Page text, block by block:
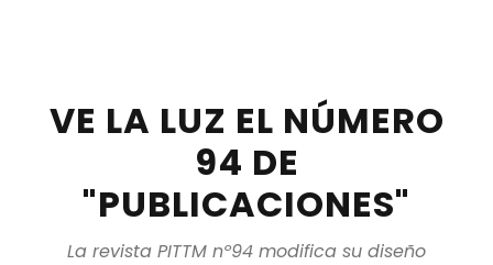
VE LA LUZ EL NÚMERO
94 DE
"PUBLICACIONES"
La revista PITTM nº94 modifica su diseño